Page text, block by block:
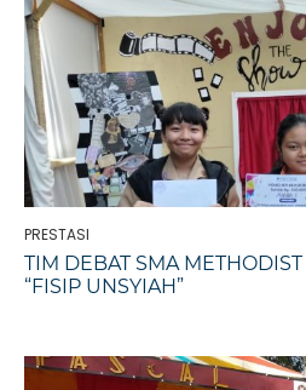
PRESTASI
TIM DEBAT SMA
“FISIP UNSYIAH”